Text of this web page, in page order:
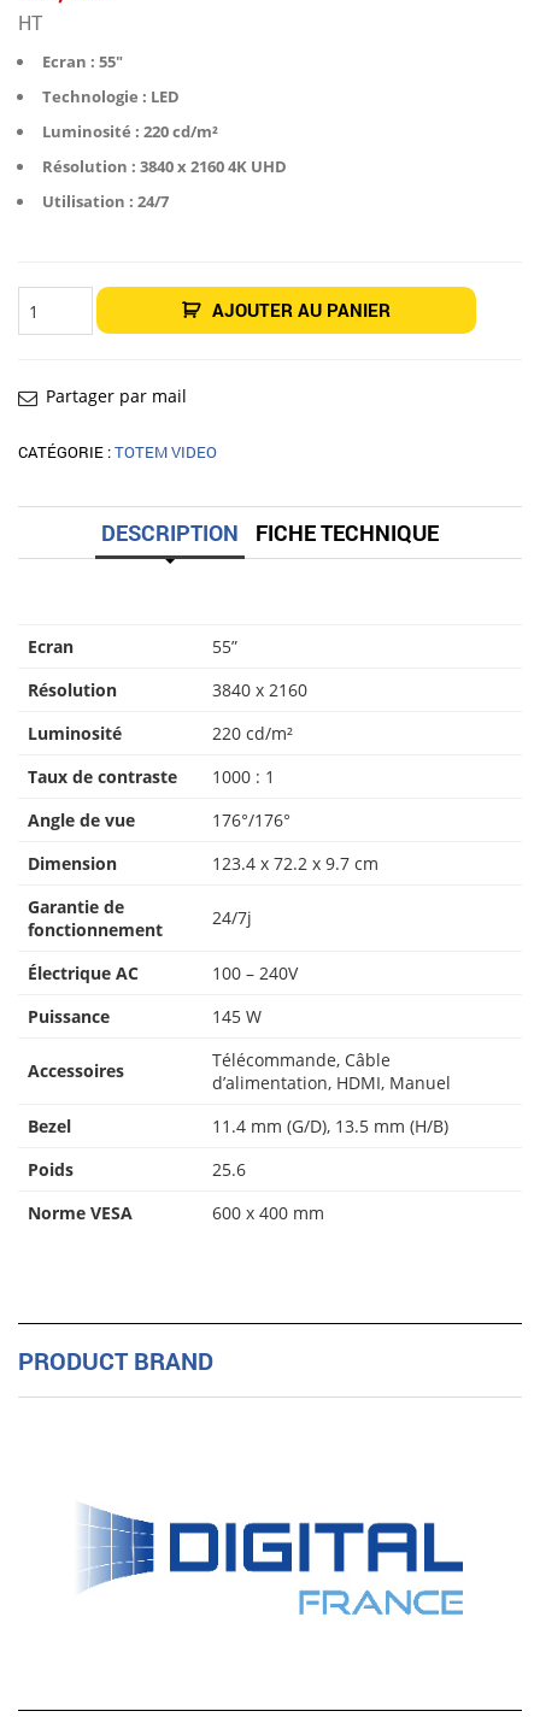
HT
Ecran : 55″
Technologie : LED
Luminosité : 220 cd/m²
Résolution : 3840 x 2160 4K UHD
Utilisation : 24/7
quantité
de AJOUTER AU PANIER
Partager par mail
CATÉGORIE :TOTEM VIDEO
DESCRIPTION FICHE TECHNIQUE
Ecran
55”
Résolution
3840 x 2160
Luminosité
220 cd/m²
Taux de contraste
1000 : 1
Angle de vue
176°/176°
Dimension
123.4 x 72.2 x 9.7 cm
Garantie de
fonctionnement
24/7j
Électrique AC
100 – 240V
Puissance
145 W
Accessoires
Télécommande, Câble
d’alimentation, HDMI, Manuel
Bezel
11.4 mm (G/D), 13.5 mm (H/B)
Poids
25.6
Norme VESA
600 x 400 mm
PRODUCT BRAND